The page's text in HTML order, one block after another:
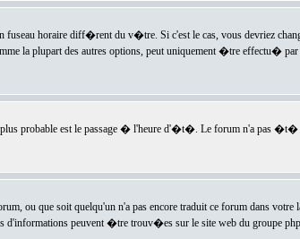
fuseau horaire diff�rent du v�tre. Si c'est le cas, vous devriez
la plupart des autres options, peut uniquement �tre effectu�
probable est le passage � l'heure d'�t�. Le forum n'a pas
ou que soit quelqu'un n'a pas encore traduit ce forum dans
peuvent �tre trouv�es sur le site web du groupe